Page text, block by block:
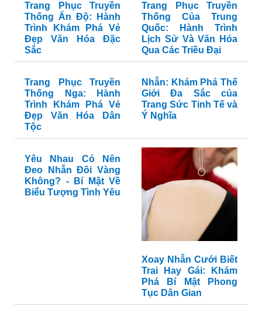
Trang Phục Truyền
Thống Ấn Độ: Hành
Trình Khám Phá Vẻ
Đẹp Văn Hóa Đặc
Sắc
Trang Phục Truyền
Thống Của Trung
Quốc: Hành Trình
Lịch Sử Và Văn Hóa
Qua Các Triều Đại
Trang Phục Truyền
Thống Nga: Hành
Trình Khám Phá Vẻ
Đẹp Văn Hóa Dân
Tộc
Nhẫn: Khám Phá Thế
Giới Đa Sắc của
Trang Sức Tinh Tế và
Ý Nghĩa
Yêu Nhau Có Nên
Đeo Nhẫn Đôi Vàng
Không? - Bí Mật Về
Biểu Tượng Tình Yêu
Xoay Nhẫn Cưới Biết
Trai Hay Gái: Khám
Phá Bí Mật Phong
Tục Dân Gian